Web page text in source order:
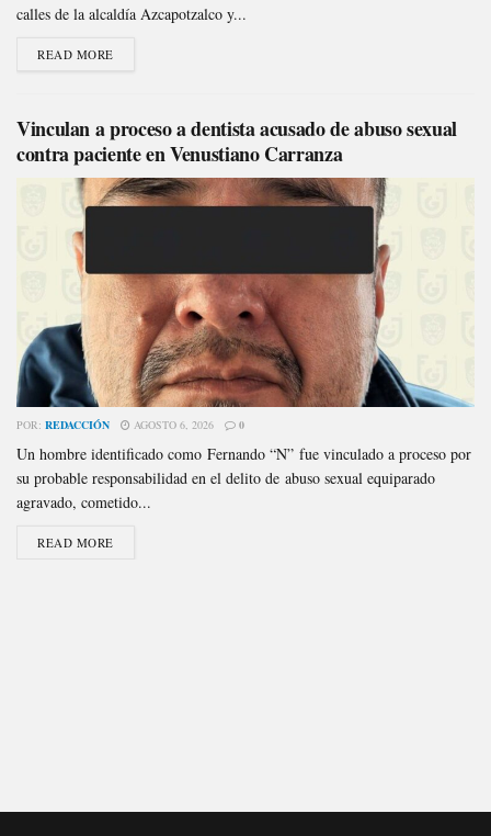
calles de la alcaldía Azcapotzalco y...
READ MORE
Vinculan a proceso a dentista acusado de abuso sexual
contra paciente en Venustiano Carranza
POR: REDACCIÓN AGOSTO 6, 2026 0
Un hombre identificado como Fernando “N” fue vinculado a proceso por
su probable responsabilidad en el delito de abuso sexual equiparado
agravado, cometido...
READ MORE